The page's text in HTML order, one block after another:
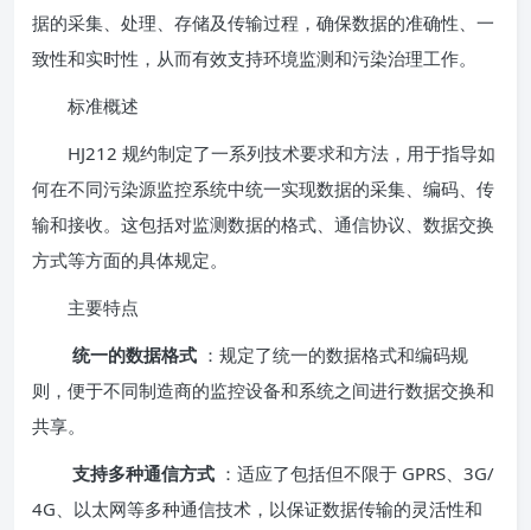
据的采集、处理、存储及传输过程，确保数据的准确性、一
致性和实时性，从而有效支持环境监测和污染治理工作。
标准概述
HJ212 规约制定了一系列技术要求和方法，用于指导如
何在不同污染源监控系统中统一实现数据的采集、编码、传
输和接收。这包括对监测数据的格式、通信协议、数据交换
方式等方面的具体规定。
主要特点
统一的数据格式 ：规定了统一的数据格式和编码规
则，便于不同制造商的监控设备和系统之间进行数据交换和
共享。
支持多种通信方式 ：适应了包括但不限于 GPRS、3G/
4G、以太网等多种通信技术，以保证数据传输的灵活性和